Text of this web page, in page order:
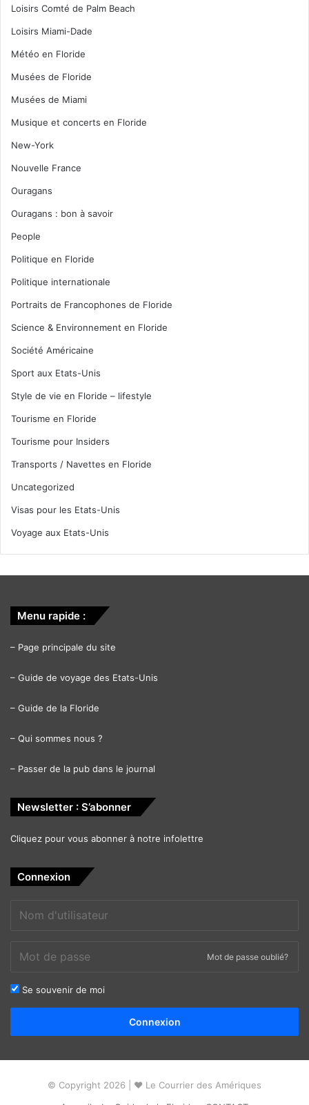
Loisirs Comté de Palm Beach
Loisirs Miami-Dade
Météo en Floride
Musées de Floride
Musées de Miami
Musique et concerts en Floride
New-York
Nouvelle France
Ouragans
Ouragans : bon à savoir
People
Politique en Floride
Politique internationale
Portraits de Francophones de Floride
Science & Environnement en Floride
Société Américaine
Sport aux Etats-Unis
Style de vie en Floride – lifestyle
Tourisme en Floride
Tourisme pour Insiders
Transports / Navettes en Floride
Uncategorized
Visas pour les Etats-Unis
Voyage aux Etats-Unis
Menu rapide :
– Page principale du site
– Guide de voyage des Etats-Unis
– Guide de la Floride
– Qui sommes nous ?
– Passer de la pub dans le journal
Newsletter : S’abonner
Cliquez pour vous abonner à notre infolettre
Connexion
Mot de passe oublié?
Se souvenir de moi
Connexion
© Copyright 2026 | ❤ Le Courrier des Amériques